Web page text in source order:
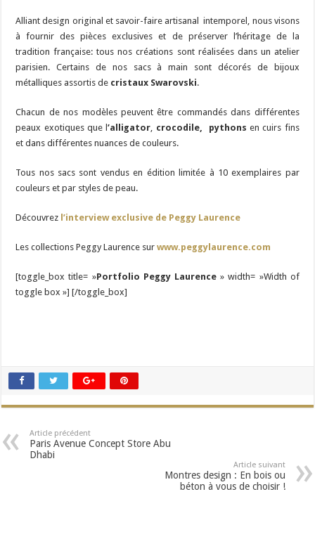
Alliant design original et savoir-faire artisanal intemporel, nous visons
à fournir des pièces exclusives et de préserver l’héritage de la
tradition française: tous nos créations sont réalisées dans un atelier
parisien. Certains de nos sacs à main sont décorés de bijoux
métalliques assortis de cristaux Swarovski.
Chacun de nos modèles peuvent être commandés dans différentes
peaux exotiques que l’alligator, crocodile, pythons en cuirs fins
et dans différentes nuances de couleurs.
Tous nos sacs sont vendus en édition limitée à 10 exemplaires par
couleurs et par styles de peau.
Découvrez l’interview exclusive de Peggy Laurence
Les collections Peggy Laurence surwww.peggylaurence.com
[toggle_box title= »Portfolio Peggy Laurence » width= »Width of
toggle box »] [/toggle_box]
Article précédent
Paris Avenue Concept Store Abu
Dhabi
Article suivant
Montres design : En bois ou
béton à vous de choisir !